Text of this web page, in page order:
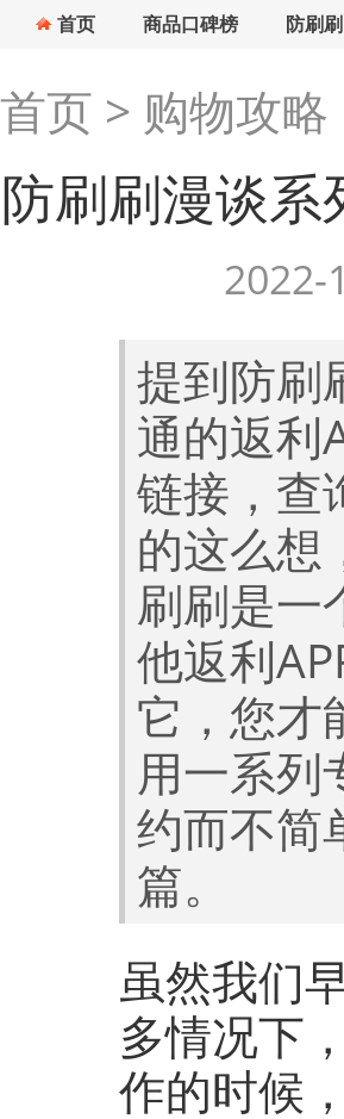
首页 商品口碑榜 防刷刷
首页 > 购物攻略
防刷刷漫谈
2022-
提到防刷
通的返利
链接，查
的这么想
刷刷是一
他返利
它，您才
用一系列
约而不简
篇。
虽然我们
多情况下
作的时候